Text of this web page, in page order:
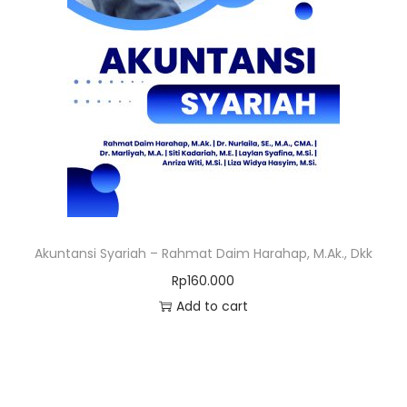
Akuntansi Syariah – Rahmat Daim Harahap, M.Ak., Dkk
Rp160.000
Add to cart